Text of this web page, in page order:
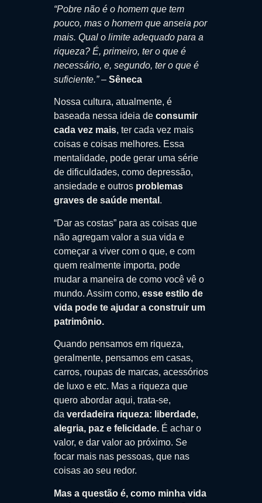
“Pobre não é o homem que tem
pouco, mas o homem que anseia por
mais. Qual o limite adequado para a
riqueza? É, primeiro, ter o que é
necessário, e, segundo, ter o que é
suficiente.”– Sêneca
Nossa cultura, atualmente, é
baseada nessa ideia de consumir
cada vez mais, ter cada vez mais
coisas e coisas melhores. Essa
mentalidade, pode gerar uma série
de dificuldades, como depressão,
ansiedade e outros problemas
graves de saúde mental .
“Dar as costas” para as coisas que
não agregam valor a sua vida e
começar a viver com o que, e com
quem realmente importa, pode
mudar a maneira de como você vê o
mundo. Assim como, esse estilo de
vida pode te ajudar a construir um
patrimônio.
Quando pensamos em riqueza,
geralmente, pensamos em casas,
carros, roupas de marcas, acessórios
de luxo e etc. Mas a riqueza que
quero abordar aqui, trata-se,
da verdadeira riqueza: liberdade,
alegria, paz e felicidade.É achar o
valor, e dar valor ao próximo. Se
focar mais nas pessoas, que nas
coisas ao seu redor.
Mas a questão é, como minha vida